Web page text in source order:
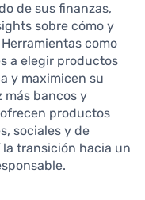
de sus finanzas,
sobre cómo y
como
a elegir productos
y maximicen su
más bancos y
productos
sociales y de
transición hacia un